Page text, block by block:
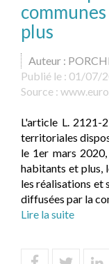
plus
Auteur :
Publié le : 01/07/
Source :
L'article L. 2121-
territoriales
le 1er mars
habitants et plus,
les réalisations et
diffusées par la
Lire la suite